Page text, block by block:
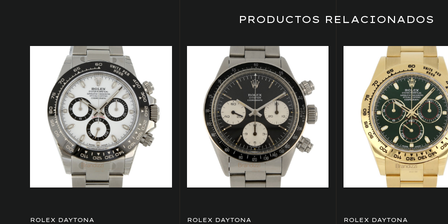
PRODUCTOS RELACIONADOS
ROLEX DAYTONA ROLEX DAYTONA ROLEX DAYTONA